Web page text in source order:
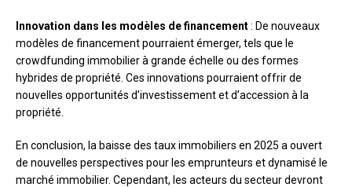
Innovation dans les modèles de financement: De nouveaux
modèles de financement pourraient émerger, tels que le
crowdfunding immobilier à grande échelle ou des formes
hybrides de propriété. Ces innovations pourraient offrir de
nouvelles opportunités d’investissement et d’accession à la
propriété.
En conclusion, la baisse des taux immobiliers en 2025 a ouvert
de nouvelles perspectives pour les emprunteurs et dynamisé le
marché immobilier. Cependant, les acteurs du secteur devront